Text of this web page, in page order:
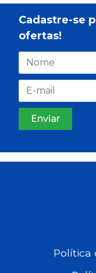
Cadastre-se
ofertas!
Política